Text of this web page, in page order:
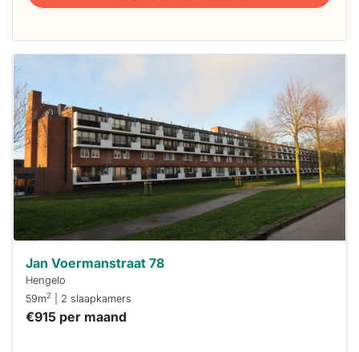
waarschijnlijk
al verhuurd
Om kans te
maken moet je
binnen 15
minuten
reageren.
Stekkies helpt
je hierbij!
Jan Voermanstraat 78
Hengelo
59m2 | 2 slaapkamers
€915 per maand